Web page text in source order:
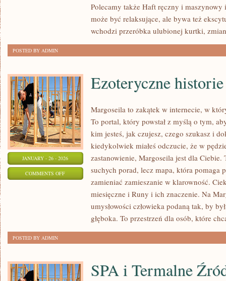
Polecamy także Haft ręczny i maszynowy
może być relaksujące, ale bywa też
wchodzi przeróbka ulubionej kurtki,
POSTED BY ADMIN
JANUARY - 26 - 2026
COMMENTS OFFON
EZOTERYCZNE
Ezoteryczne
Margoseila to zakątek w internecie, w
To portal, który powstał z myślą o tym,
kim jesteś, jak czujesz, czego szukasz i
kiedykolwiek miałeś odczucie, że w
zastanowienie, Margoseila jest dla
suchych porad, lecz mapa, która pomaga
zamieniać zamieszanie w klarowność.
miesięczne i Runy i ich znaczenie. Na
umysłowości człowieka podaną tak, by
głęboka. To przestrzeń dla osób, które
POSTED BY ADMIN
SPA i Termalne